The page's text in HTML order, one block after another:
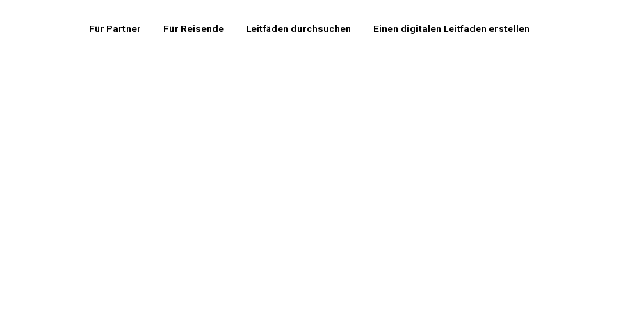
Für Partner Für Reisende Leitfäden durchsuchen Einen digitalen Leitfaden erstellen